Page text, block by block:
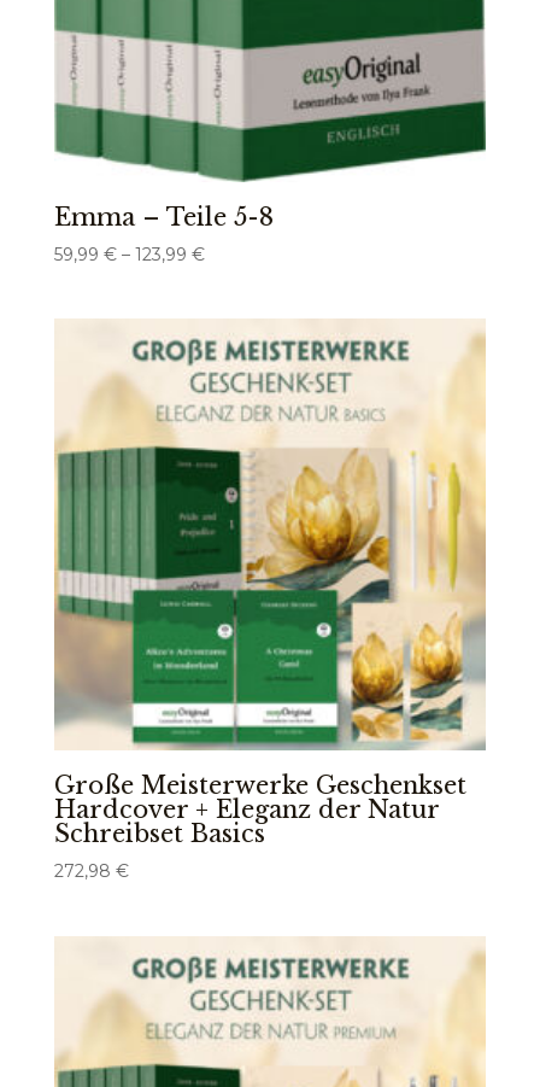
Emma – Teile 5-8
59,99 € – 123,99 €Preisspanne:
123,99 €
Große Meisterwerke Geschenkset
Hardcover + Eleganz der Natur
Schreibset Basics
272,98 €